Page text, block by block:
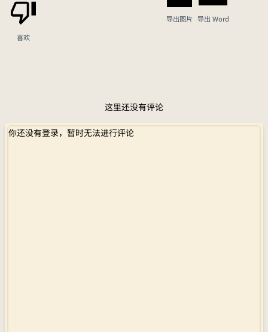
喜欢
导出图片 导出 Word
这里还没有评论
你还没有登录，暂时无法进行评论